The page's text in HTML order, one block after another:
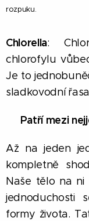
rozpuku.
Chlorella:
chlorofylu
Je to
sladkovodní
Patří mezi
Až na jeden
kompletně
Naše tělo na ni
jednoduchosti
formy života.